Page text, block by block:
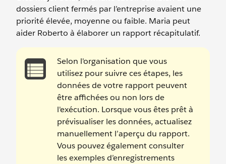
dossiers client fermés par l’entreprise avaient une
priorité élevée, moyenne ou faible. Maria peut
aider Roberto à élaborer un rapport récapitulatif.
Selon l'organisation que vous
utilisez pour suivre ces étapes, les
données de votre rapport peuvent
être affichées ou non lors de
l'exécution. Lorsque vous êtes prêt à
prévisualiser les données, actualisez
manuellement l’aperçu du rapport.
Vous pouvez également consulter
les exemples d’enregistrements